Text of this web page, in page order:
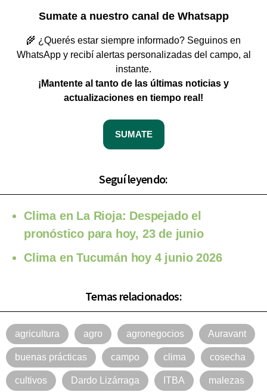
Sumate a nuestro canal de Whatsapp
🌾 ¿Querés estar siempre informado? Seguinos en
WhatsApp y recibí alertas personalizadas del campo, al
instante.
¡Mantente al tanto de las últimas noticias y
actualizaciones en tiempo real!
SUMATE
Seguí leyendo:
Clima en La Rioja: Despejado el
pronóstico para hoy, 23 de junio
Clima en Tucumán hoy 4 junio 2026
Temas relacionados:
agricultura agro agronegocios Auravant
buenas prácticas campo clima cosecha
cultivos Dardo Lizárraga ITBA malezas